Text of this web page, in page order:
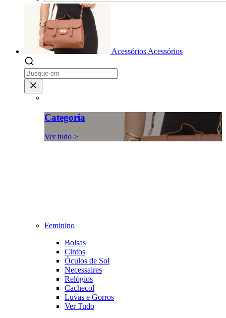
Acessórios Acessórios
Categoria
Ver tudo >
Feminino
Bolsas
Cintos
Óculos de Sol
Necessaires
Relógios
Cachecol
Luvas e Gorros
Ver Tudo